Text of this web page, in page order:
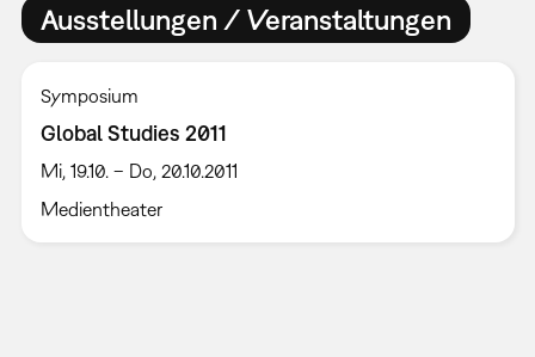
Ausstellungen / Veranstaltungen
Symposium
Global Studies 2011
Mi, 19.10. – Do, 20.10.2011
Medientheater